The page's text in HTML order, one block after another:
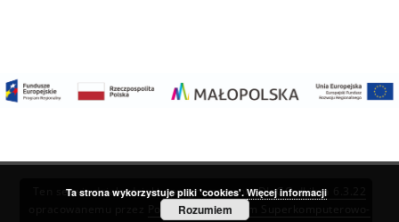
Ten serwis działa dzięki oprogramowaniuDInGO dLibra 6.3.22
Poznańskie Centrum Superkomputerowo-
Ta strona wykorzystuje pliki 'cookies'. Więcej informacji
Rozumiem